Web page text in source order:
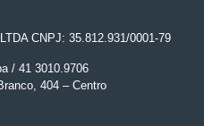
CNPJ: 35.812.931/0001-79
/ 41 3010.9706
404 – Centro